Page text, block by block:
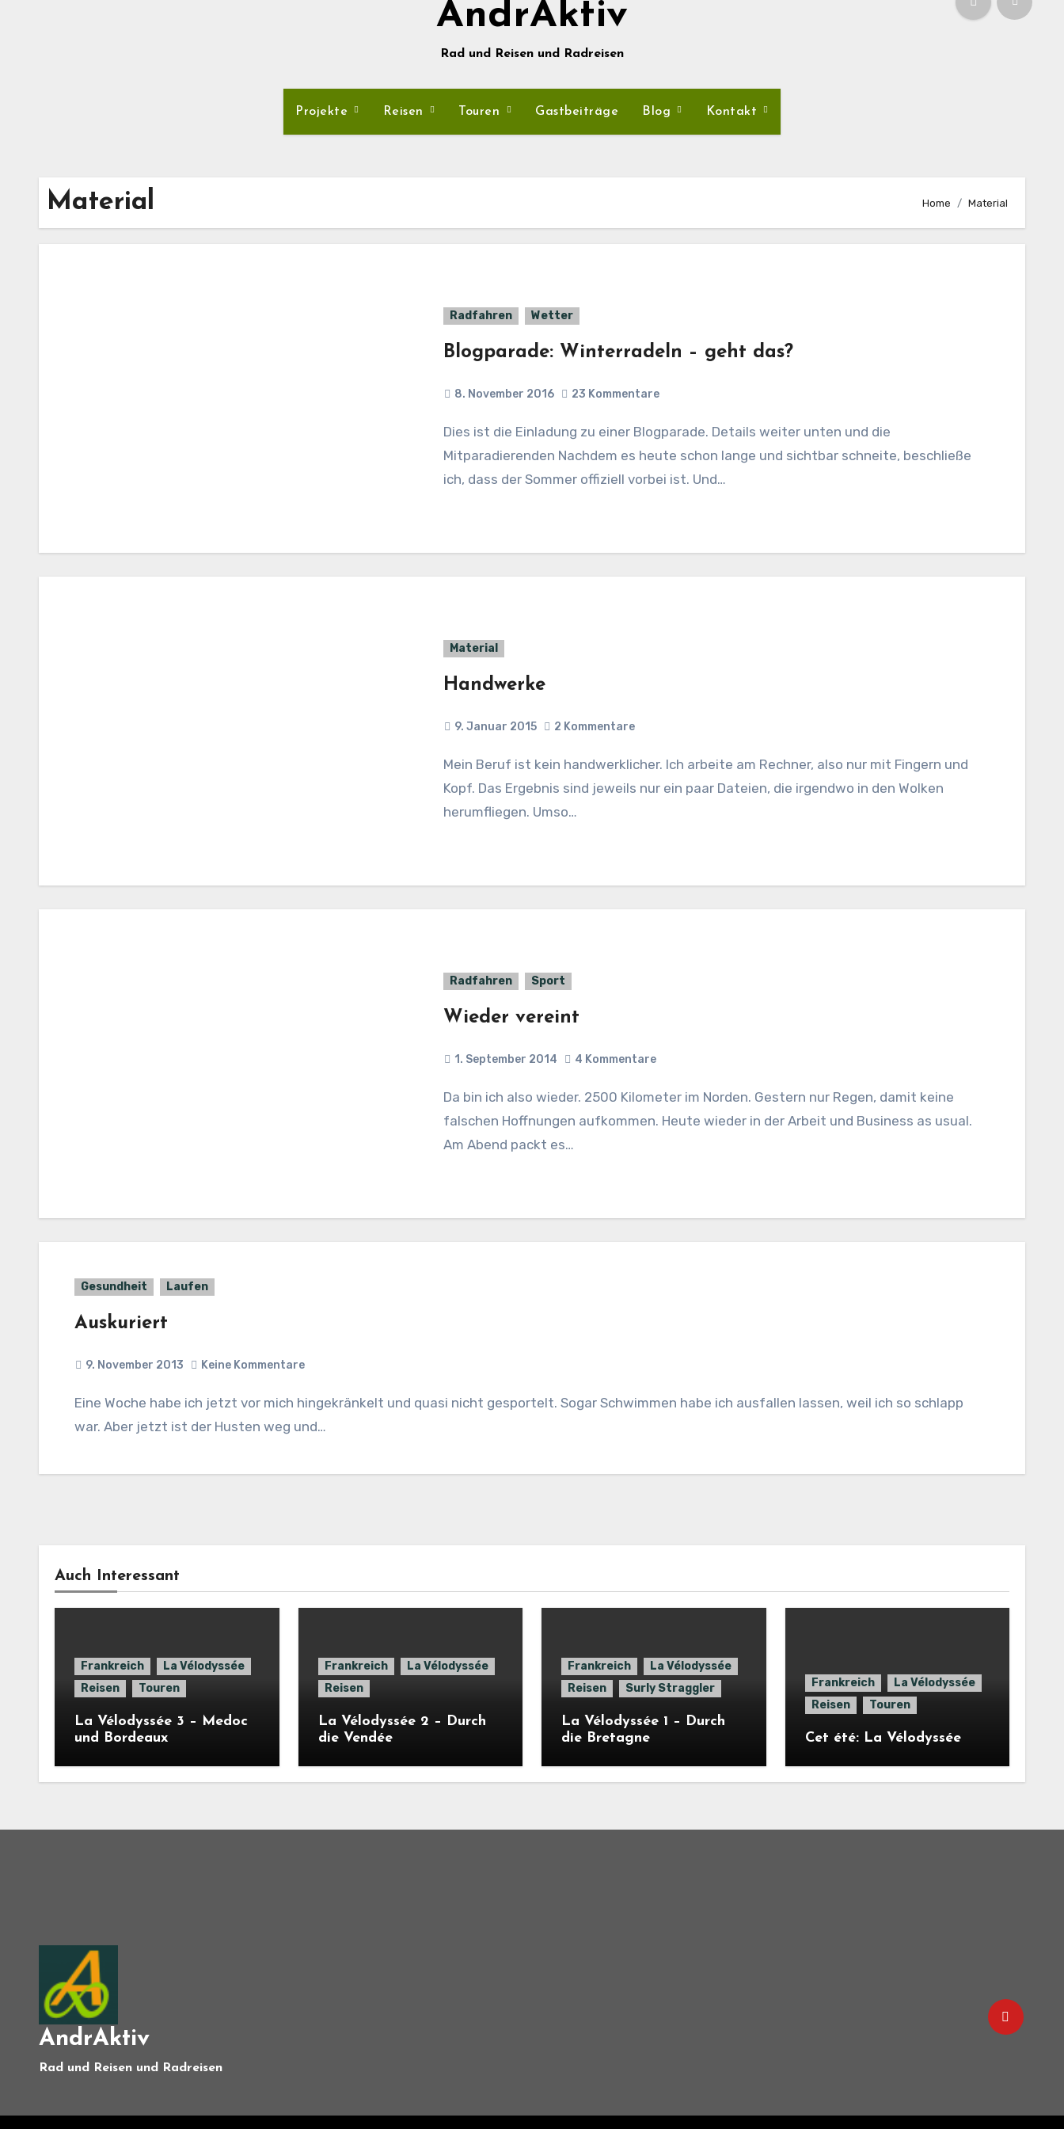
AndrAktiv
Rad und Reisen und Radreisen
Projekte Reisen Touren Gastbeiträge Blog Kontakt
Material Home Material
Radfahren Wetter
Blogparade: Winterradeln – geht das?
8. November 2016 23 Kommentare
Dies ist die Einladung zu einer Blogparade. Details weiter unten und die
Mitparadierenden Nachdem es heute schon lange und sichtbar schneite, beschließe
ich, dass der Sommer offiziell vorbei ist. Und…
Material
Handwerke
9. Januar 2015 2 Kommentare
Mein Beruf ist kein handwerklicher. Ich arbeite am Rechner, also nur mit Fingern und
Kopf. Das Ergebnis sind jeweils nur ein paar Dateien, die irgendwo in den Wolken
herumfliegen. Umso…
Radfahren Sport
Wieder vereint
1. September 2014 4 Kommentare
Da bin ich also wieder. 2500 Kilometer im Norden. Gestern nur Regen, damit keine
falschen Hoffnungen aufkommen. Heute wieder in der Arbeit und Business as usual.
Am Abend packt es…
Gesundheit Laufen
Auskuriert
9. November 2013 Keine Kommentare
Eine Woche habe ich jetzt vor mich hingekränkelt und quasi nicht gesportelt. Sogar Schwimmen habe ich ausfallen lassen, weil ich so schlapp
war. Aber jetzt ist der Husten weg und…
Auch Interessant
Frankreich
La Vélodyssée
Reisen
Touren
La Vélodyssée 3 – Medoc
und Bordeaux
Frankreich
La Vélodyssée
Reisen
La Vélodyssée 2 – Durch
die Vendée
Frankreich
La Vélodyssée
Reisen
Surly Straggler
La Vélodyssée 1 – Durch
die Bretagne
Frankreich
La Vélodyssée
Reisen
Touren
Cet été: La Vélodyssée
AndrAktiv
Rad und Reisen und Radreisen